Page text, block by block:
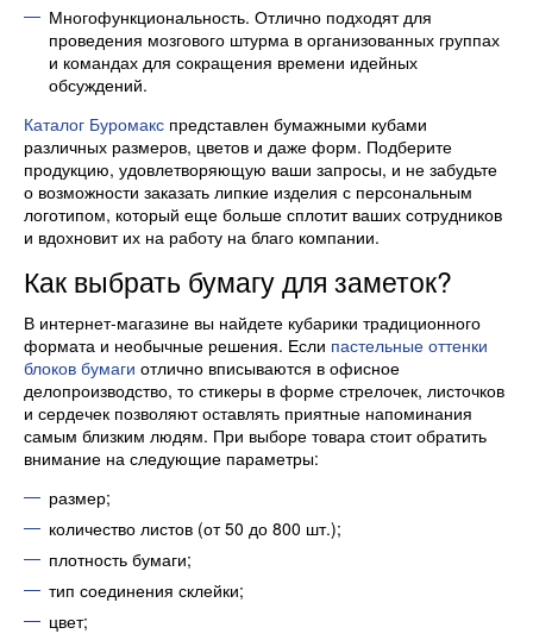
Многофункциональность. Отлично подходят для
проведения мозгового штурма в организованных группах
и командах для сокращения времени идейных
обсуждений.
Каталог Буромакс представлен бумажными кубами
различных размеров, цветов и даже форм. Подберите
продукцию, удовлетворяющую ваши запросы, и не забудьте
о возможности заказать липкие изделия с персональным
логотипом, который еще больше сплотит ваших сотрудников
и вдохновит их на работу на благо компании.
Как выбрать бумагу для заметок?
В интернет-магазине вы найдете кубарики традиционного
формата и необычные решения. Если пастельные оттенки
блоков бумаги отлично вписываются в офисное
делопроизводство, то стикеры в форме стрелочек, листочков
и сердечек позволяют оставлять приятные напоминания
самым близким людям. При выборе товара стоит обратить
внимание на следующие параметры:
размер;
количество листов (от 50 до 800 шт.);
плотность бумаги;
тип соединения склейки;
цвет;